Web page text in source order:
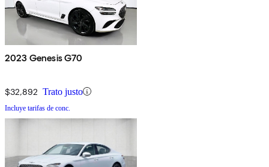
2023 Genesis G70
$32,892 Trato justo
Incluye tarifas de conc.